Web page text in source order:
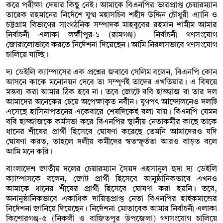
করে পরীক্ষা দেয়ার কিছু নেই। আমাকে বিএনপির ভারপ্রাপ্ত চেয়ারম্যান
তারেক রহমানের নির্দেশে যুগ্ম মহাসচিব শহীদ উদ্দিন চৌধুরী এ্যানি ও
চট্টগ্রাম বিভাগের সাংগঠনিক সম্পাদক মাহবুবের রহমান শামীম আমার
নির্বাচনী এলাকা লক্ষীপুর-১ (রামগঞ্জ) নির্বাচনী গণসংযোগ
জোরালোভাবে করতে নির্দেশনা দিয়েছেন। আমি নিরলসভাবে গণসংযোগ
চালিয়ে যাচ্ছি।
দ্য ডেইলি ক্যাম্পাসের এক প্রশ্নের জবাবে সেলিম বলেন, বিএনপি কোন
আসনে কাকে মনোনয়ন দেবে তা সম্পূর্ণই তাদের এখতিয়ার। এ বিষয়ে
মন্তব্য করা আমার ঠিক হবে না। তবে জোটে ববি হাজ্জাজ বা তার দল
আমাদের অনেকের চেয়ে অপেক্ষাকৃত নবীন। যুগপৎ আন্দোলনেও দলটি
এসেছে হাসিনাপতনের একেবারে শেষদিকেই বলা যায়। বিএনপি যেমন
ববি হাজ্জাজকে কর্মসভা করে বিএনপির স্থানীয় নেতাকর্মীর কাছে তাকে
ধানের শীষের প্রার্থী হিসেবে ঘোষণা করেছে তেমনি আমাদেরও যদি
ঘোষণা করত, তাহলে দলীয় কর্মীদের স্বতস্ফূর্ততা আরও বাড়ত বলে
আমি মনে করি।
বাংলাদেশ জাতীয় দলের চেয়ারম্যান সৈয়দ এহসানুল হুদা দ্য ডেইলি
ক্যাম্পাসকে বলেন, জোট প্রার্থী হিসেবে আনুষ্ঠানিকভাবে এখনও
আমাকে ধানের শীষের প্রার্থী হিসেবে ঘোষণা করা হয়নি। তবে,
অনানুষ্ঠানিকভাবে একাধিক দায়িত্বপ্রাপ্ত নেতা বিএনপির হাইকমান্ডের
নির্দেশনা জানিয়ে দিয়েছেন। নির্দেশনা মোতাবেক আমার নির্বাচনী এলাকা
কিশোরগঞ্জ-৫ (নিকলী ও বাজিতপুর উপজেলা) গণসংযোগ চালিয়ে